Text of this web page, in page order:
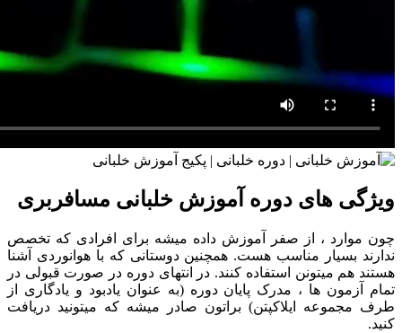
ویژگی های دوره آموزش خلبانی مسافربری
چون موارد ، از صفر آموزش داده میشه برای افرادی که تخصص
ندارند بسیار مناسب هست. همچنین دوستانی که با هوانوردی آشنا
هستند هم میتونن استفاده کنند. در انتهای دوره در صورت قبولی در
تمام آزمون ها ، مدرک پایان دوره (به عنوان یادبود و یادگاری از
طرف مجموعه ایلاکپتن) براتون صادر میشه که میتونید دریافت
کنید.